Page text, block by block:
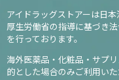
アイドラッグストアーは日
厚生労働省の指導に基づき法
を行っております。
海外医薬品・化粧品・サプリ
的とした場合のみご利用いた